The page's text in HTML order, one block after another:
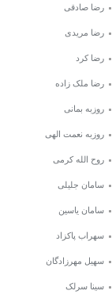
رضا صادقی
رضا مریدی
رضا کرد
رضا ملک زاده
روزبه بمانی
روزبه نعمت الهی
روح الله کرمی
سامان جلیلی
سامان یاسین
سهراب پاکزاد
سهیل مهرزادگان
سینا سرلک